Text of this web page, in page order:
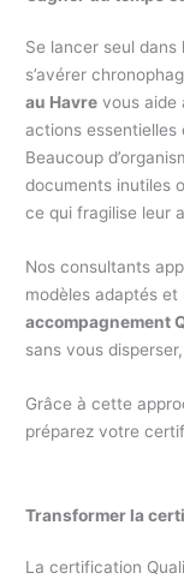
Se lancer seul
s’avérer
au Havre vous aide
actions
Beaucoup
documents inutiles
ce qui fragilise leur
Nos consultants
modèles adaptés
accompagnement
sans vous
Grâce à cette
préparez votre
Transformer la
La certification